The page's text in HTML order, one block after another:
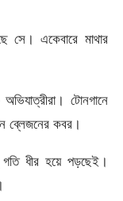
সে। একেবারে মাথার
টোনগানে
ব্লেজনের কবর।
ধীর হয়ে পড়ছেই।